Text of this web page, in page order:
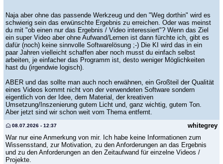
Naja aber ohne das passende Werkzeug und den "Weg dorthin" wird es
schwierig sein das erwünschte Ergebnis zu erreichen. Oder was meinst
du mit "ob einen nur das Ergebnis / Video interessiert"? Wenn das Ziel
ein super Video aber ohne Aufwand/Lernen ist dann fürchte ich, gibt es
dafür (noch) keine sinnvolle Softwarelösung ;-) Die KI wird das in ein
paar Jahren vielleicht schaffen aber noch musst du einfach selbst
arbeiten, je einfacher das Programm ist, desto weniger Möglichkeiten
hast du (irgendwie logisch).
ABER und das sollte man auch noch erwähnen, ein Großteil der Qualität
eines Videos kommt nicht von der verwendeten Software sondern
eigentlich von der Idee, dem Material, der kreativen
Umsetzung/Inszenierung gutem Licht und, ganz wichtig, gutem Ton.
Aber jetzt sind wir schon weit vom Thema entfernt.
whitegrey
08.07.2026 - 12:37
War nur eine Anmerkung von mir. Ich habe keine Informationen zum
Wissensstand, zur Motivation, zu den Anforderungen an das Ergebnis
und zu den Anforderungen an den Zeitaufwand für einzelne Videos /
Projekte.